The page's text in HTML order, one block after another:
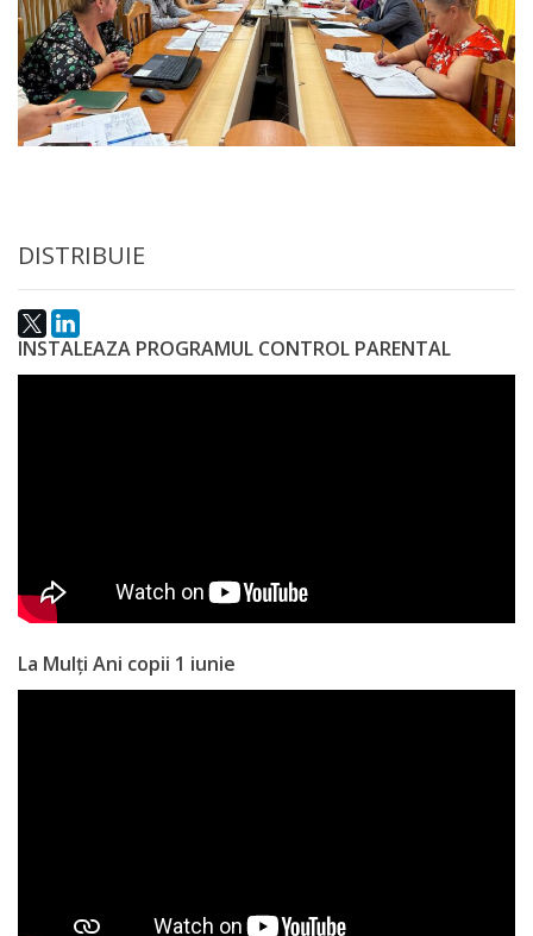
a
paginii
web
DISTRIBUIE
INSTALEAZA PROGRAMUL CONTROL PARENTAL
La Mulți Ani copii 1 iunie